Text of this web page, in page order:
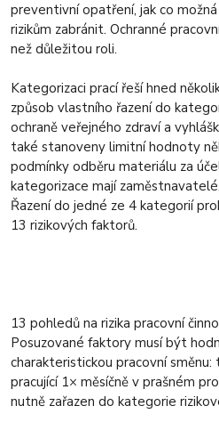
preventivní opatření, jak co
rizikům zabránit. Ochranné
než důležitou roli.
Kategorizaci prací řeší hned
způsob vlastního řazení do
ochraně veřejného zdraví a
také stanoveny limitní hodnoty
podmínky odběru materiálu za
kategorizace mají
Řazení do jedné ze 4 kategorií
13 rizikových faktorů.
13 pohledů na rizika pracovní
Posuzované faktory musí být
charakteristickou pracovní směnu:
pracující 1× měsíčně v prašném
nutně zařazen do kategorie